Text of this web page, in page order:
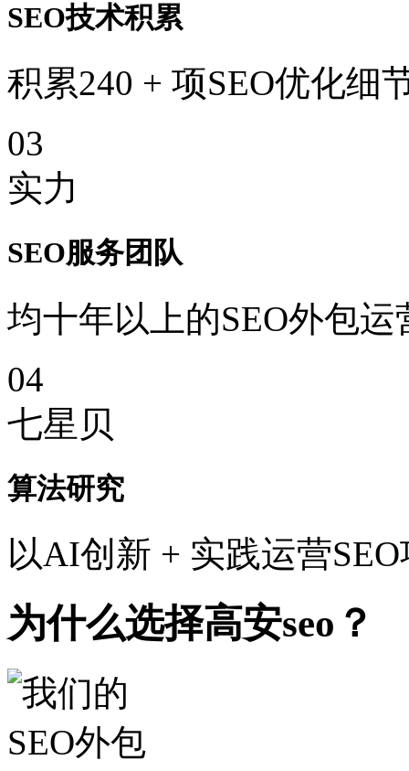
SEO技术积累
积累240 + 项SEO优化细
03
实力
SEO服务团队
均十年以上的SEO外包运
04
七星贝
算法研究
以AI创新 + 实践运营
为什么选择高安seo？